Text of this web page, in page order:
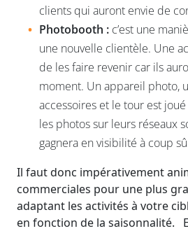
clients qui auront envie de
Photobooth : c’est une
une nouvelle clientèle. Une
de les faire revenir car ils
moment. Un appareil photo,
accessoires et le tour est
les photos sur leurs réseaux
gagnera en visibilité à coup
Il faut donc impérativement
commerciales pour une plus
adaptant les activités à votre
en fonction de la saisonnalité.